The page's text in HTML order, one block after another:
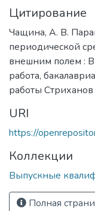
Цитирование
Чащина, А. В.
периодической
внешним полем :
работа,
работы
URI
https://
Коллекции
Выпускные
Полная